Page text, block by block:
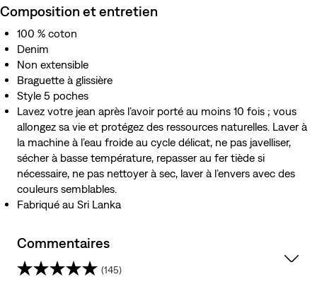
Composition et entretien
100 % coton
Denim
Non extensible
Braguette à glissière
Style 5 poches
Lavez votre jean après l’avoir porté au moins 10 fois ; vous
allongez sa vie et protégez des ressources naturelles. Laver à
la machine à l’eau froide au cycle délicat, ne pas javelliser,
sécher à basse température, repasser au fer tiède si
nécessaire, ne pas nettoyer à sec, laver à l’envers avec des
couleurs semblables.
Fabriqué au Sri Lanka
Commentaires
(145)